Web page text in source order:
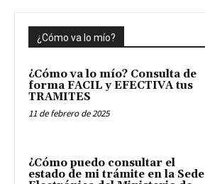
¿Cómo va lo mío?
¿Cómo va lo mío? Consulta de
forma FACIL y EFECTIVA tus
TRAMITES
11 de febrero de 2025
¿Cómo puedo consultar el
estado de mi trámite en la Sede